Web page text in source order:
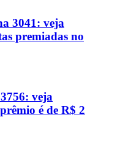
3041: veja
premiadas no
veja
é de R$ 2